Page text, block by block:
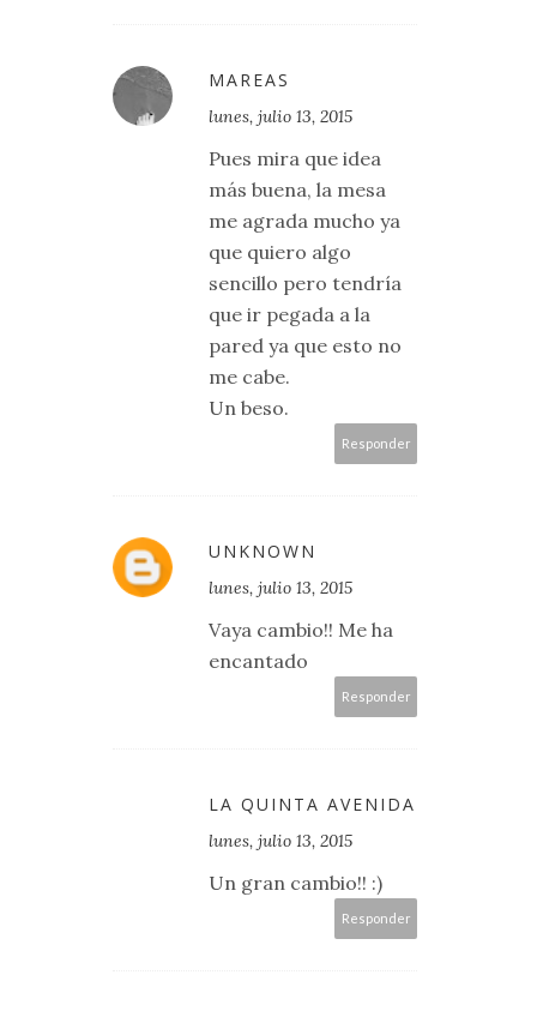
MAREAS
lunes, julio 13, 2015
Pues mira que idea
más buena, la mesa
me agrada mucho ya
que quiero algo
sencillo pero tendría
que ir pegada a la
pared ya que esto no
me cabe.
Un beso.
Responder
UNKNOWN
lunes, julio 13, 2015
Vaya cambio!! Me ha
encantado
Responder
LA QUINTA AVENIDA
lunes, julio 13, 2015
Un gran cambio!! :)
Responder